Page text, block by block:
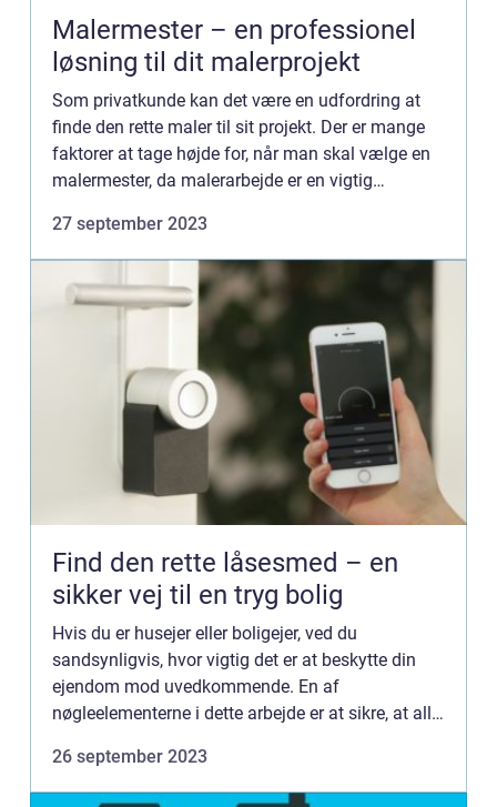
Malermester – en professionel
løsning til dit malerprojekt
Som privatkunde kan det være en udfordring at
finde den rette maler til sit projekt. Der er mange
faktorer at tage højde for, når man skal vælge en
malermester, da malerarbejde er en vigtig
27 september 2023
Find den rette låsesmed – en
sikker vej til en tryg bolig
Hvis du er husejer eller boligejer, ved du
sandsynligvis, hvor vigtig det er at beskytte din
ejendom mod uvedkommende. En af
nøgleelementerne i dette arbejde er at sikre, at alle
stand og opda...
26 september 2023